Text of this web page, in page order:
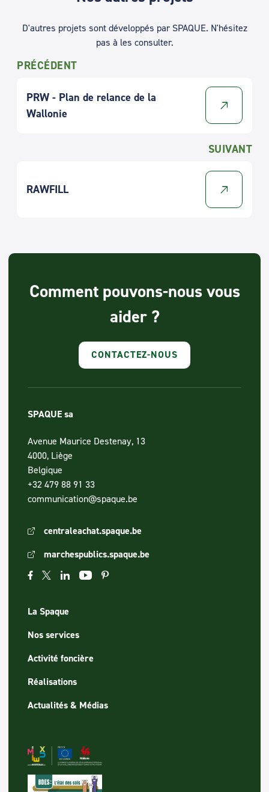
D'autres projets sont développés par SPAQUE. N'hésitez
pas à les consulter.
PRÉCÉDENT
PRW - Plan de relance de la
Wallonie
SUIVANT
RAWFILL
Comment pouvons-nous vous
aider ?
CONTACTEZ-NOUS
SPAQUE sa
Avenue Maurice Destenay, 13
4000, Liège
Belgique
+32 479 88 91 33
communication@spaque.be
centraleachat.spaque.be
marchespublics.spaque.be
La Spaque
Nos services
Activité foncière
Réalisations
Actualités & Médias